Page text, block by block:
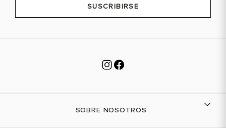
SUSCRIBIRSE
SOBRE NOSOTROS